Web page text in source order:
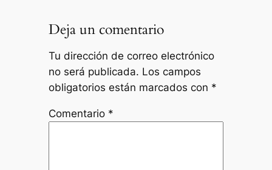
Deja un comentario
Tu dirección de correo electrónico
no será publicada. Los campos
obligatorios están marcados con *
Comentario *